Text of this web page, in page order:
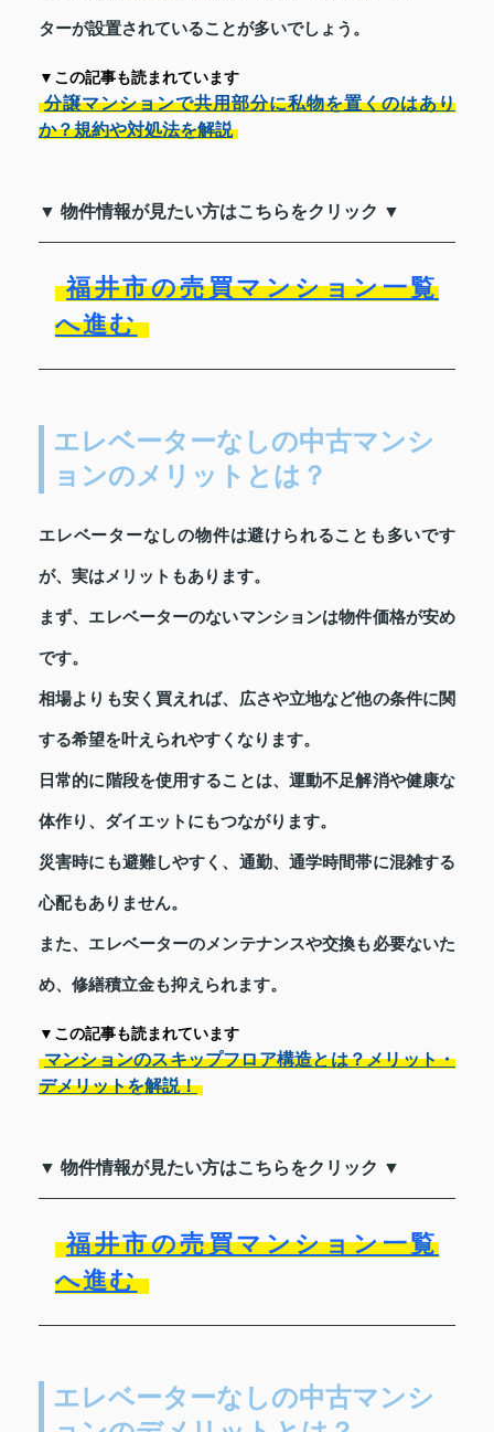
ターが設置されていることが多いでしょう。
▼この記事も読まれています
分譲マンションで共用部分に私物を置くのはあり
か？規約や対処法を解説
▼ 物件情報が見たい方はこちらをクリック ▼
福井市の売買マンション一覧
へ進む
エレベーターなしの中古マンシ
ョンのメリットとは？
エレベーターなしの物件は避けられることも多いです
が、実はメリットもあります。
まず、エレベーターのないマンションは物件価格が安め
です。
相場よりも安く買えれば、広さや立地など他の条件に関
する希望を叶えられやすくなります。
日常的に階段を使用することは、運動不足解消や健康な
体作り、ダイエットにもつながります。
災害時にも避難しやすく、通勤、通学時間帯に混雑する
心配もありません。
また、エレベーターのメンテナンスや交換も必要ないた
め、修繕積立金も抑えられます。
▼この記事も読まれています
マンションのスキップフロア構造とは？メリット・
デメリットを解説！
▼ 物件情報が見たい方はこちらをクリック ▼
福井市の売買マンション一覧
へ進む
エレベーターなしの中古マンシ